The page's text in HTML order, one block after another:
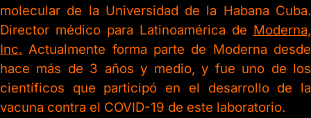
molecular de la Universidad de la Habana Cuba.
Director médico para Latinoamérica de Moderna,
Inc. Actualmente forma parte de Moderna desde
hace más de 3 años y medio, y fue uno de los
científicos que participó en el desarrollo de la
vacuna contra el COVID-19 de este laboratorio.